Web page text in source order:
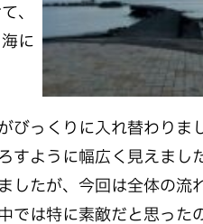
、
に
びっくりに入れ替わりま
すように幅広く見えまし
したが、今回は全体の流
では特に素敵だと思った